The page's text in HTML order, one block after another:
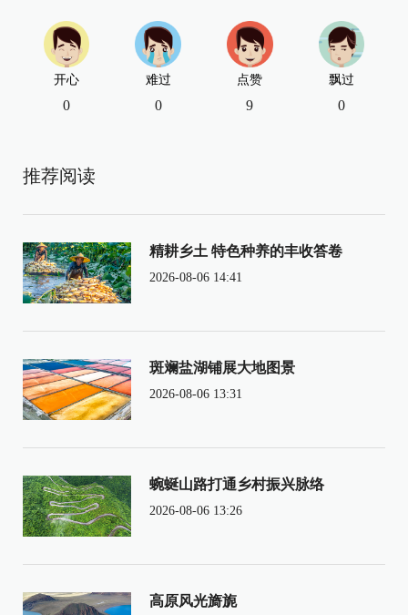
开心
0
难过
0
点赞
9
飘过
0
推荐阅读
精耕乡土 特色种养的丰收答卷
2026-08-06 14:41
斑斓盐湖铺展大地图景
2026-08-06 13:31
蜿蜒山路打通乡村振兴脉络
2026-08-06 13:26
高原风光旖旎